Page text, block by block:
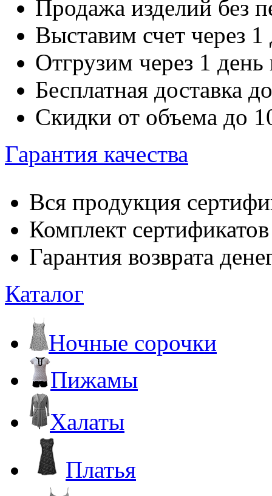
Продажа изделий без
Выставим счет через 1
Отгрузим через 1
Бесплатная доставка
Скидки от объема до
Гарантия качества
Вся продукция
Комплект
Гарантия возврата
Каталог
Ночные сорочки
Пижамы
Халаты
Платья